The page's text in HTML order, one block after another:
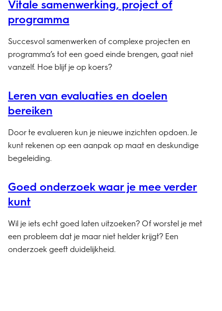
Vitale samenwerking, project of
programma
Succesvol samenwerken of complexe projecten en
programma’s tot een goed einde brengen, gaat niet
vanzelf. Hoe blijf je op koers?
Leren van evaluaties en doelen
bereiken
Door te evalueren kun je nieuwe inzichten opdoen. Je
kunt rekenen op een aanpak op maat en deskundige
begeleiding.
Goed onderzoek waar je mee verder
kunt
Wil je iets echt goed laten uitzoeken? Of worstel je met
een probleem dat je maar niet helder krijgt? Een
onderzoek geeft duidelijkheid.